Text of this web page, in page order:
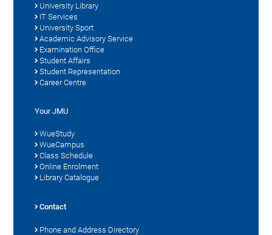
University Library
IT Services
University Sport
Academic Advisory Service
Examination Office
Student Affairs
Student Representation
Career Centre
Your JMU
WueStudy
WueCampus
Class Schedule
Online Enrolment
Library Catalogue
Contact
Phone and Address Directory